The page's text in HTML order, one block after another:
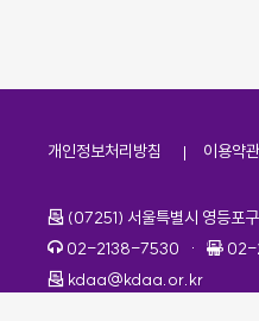
개인정보처리방침 이용약관
주소
(07251) 서울특별시 영등포
전화번호
02-2138-7530 · 팩스
02-
이메일
kdaa@kdaa.or.kr